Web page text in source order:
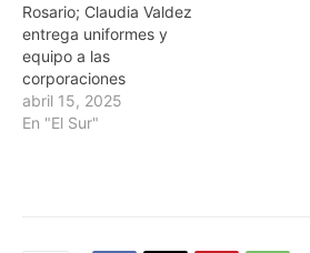
Rosario; Claudia Valdez
entrega uniformes y
equipo a las
corporaciones
abril 15, 2025
En "El Sur"